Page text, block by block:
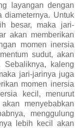
layangan dengan
diameternya. Untuk
besar, maka jari-
akan memberikan
momen inersia
sudut, akan
Sebaliknya, kaleng
jari-jarinya juga
momen inersia
kecil, menurut
menyebabkan
menggulung
lebih kecil akan